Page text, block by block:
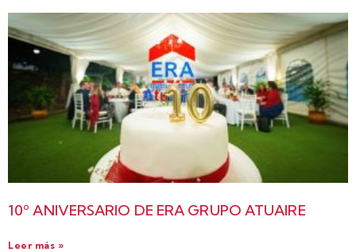
10º ANIVERSARIO DE ERA GRUPO ATUAIRE
Leer más »